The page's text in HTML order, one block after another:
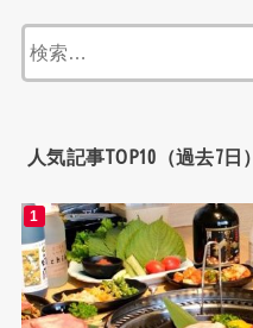
人気記事TOP10（過去7日）